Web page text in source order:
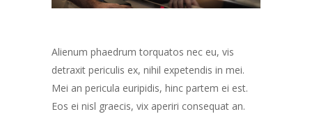
Alienum phaedrum torquatos nec eu, vis
detraxit periculis ex, nihil expetendis in mei.
Mei an pericula euripidis, hinc partem ei est.
Eos ei nisl graecis, vix aperiri consequat an.